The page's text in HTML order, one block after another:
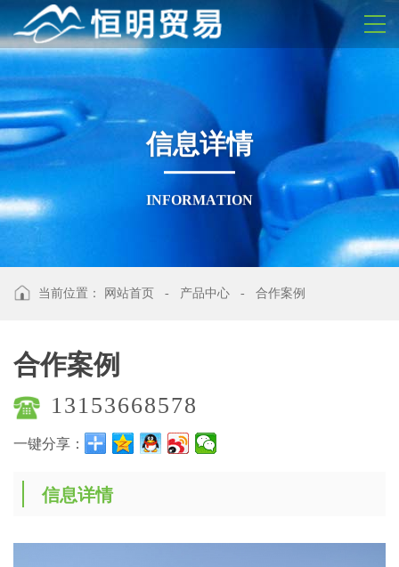
信息详情
INFORMATION
当前位置： 网站首页 - 产品中心 - 合作案例
合作案例
13153668578
一键分享：
信息详情